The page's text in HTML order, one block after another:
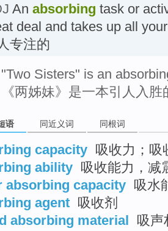
An absorbing task or
deal and takes up all
专注的
"Two Sisters" is an
《两姊妹》是一本引人入
语 同近义词 同根词
capacity 吸收力；吸
ability 吸收能力，减
absorbing capacity 吸水
agent 吸收剂
absorbing material 吸声